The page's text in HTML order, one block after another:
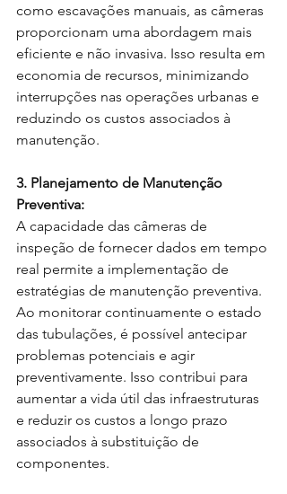
como escavações manuais, as câmeras
proporcionam uma abordagem mais
eficiente e não invasiva. Isso resulta em
economia de recursos, minimizando
interrupções nas operações urbanas e
reduzindo os custos associados à
manutenção.
3. Planejamento de Manutenção
Preventiva:
A capacidade das câmeras de
inspeção de fornecer dados em tempo
real permite a implementação de
estratégias de manutenção preventiva.
Ao monitorar continuamente o estado
das tubulações, é possível antecipar
problemas potenciais e agir
preventivamente. Isso contribui para
aumentar a vida útil das infraestruturas
e reduzir os custos a longo prazo
associados à substituição de
componentes.